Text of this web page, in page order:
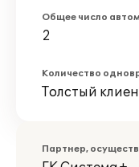
Общее число
2
Количество
Толстый
Партнер,